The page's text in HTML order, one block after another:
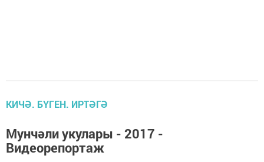
КИЧӘ. БҮГЕН. ИРТӘГӘ
Мунчәли укулары - 2017 -
Видеорепортаж